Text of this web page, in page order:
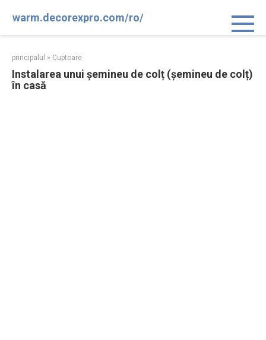
warm.decorexpro.com/ro/
principalul » Cuptoare
Instalarea unui șemineu de colț (șemineu de colț)
în casă